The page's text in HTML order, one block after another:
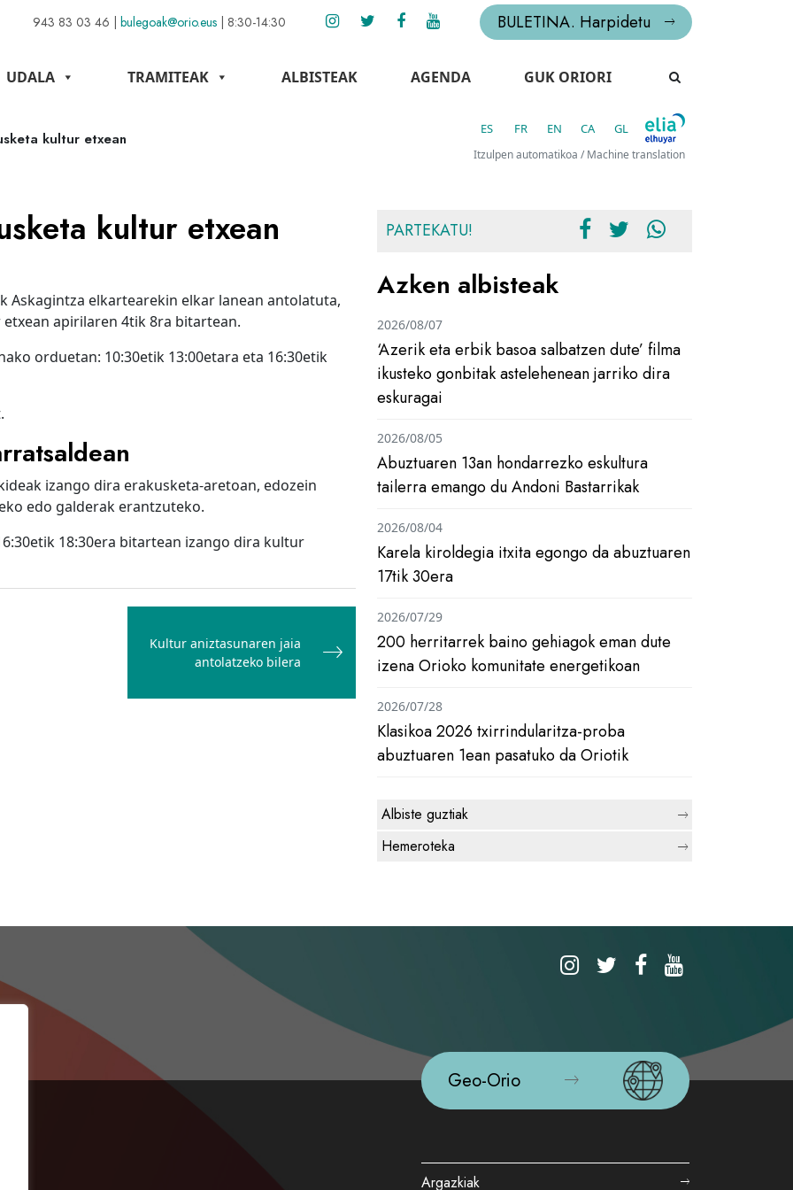
943 83 03 46 | bulegoak@orio.eus | 8:30-14:30 BULETINA. Harpidetu
UDALA TRAMITEAK ALBISTEAK AGENDA GUK ORIORI
kultur etxean
ES FR EN CA GL
Itzulpen automatikoa / Machine translation
kultur etxean
Askagintza elkartearekin elkar lanean antolatuta,
apirilaren 4tik 8ra bitartean.
orduetan: 10:30etik 13:00etara eta 16:30etik
izango dira erakusketa-aretoan, edozein
edo galderak erantzuteko.
18:30era bitartean izango dira kultur
Kultur aniztasunaren jaia
antolatzeko bilera
PARTEKATU!
Azken albisteak
‘Azerik eta erbik basoa salbatzen dute’ filma
ikusteko gonbitak astelehenean jarriko dira
eskuragai
2026/08/07
Abuztuaren 13an hondarrezko eskultura
tailerra emango du Andoni Bastarrikak
2026/08/05
Karela kiroldegia itxita egongo da abuztuaren
17tik 30era
2026/08/04
200 herritarrek baino gehiagok eman dute
izena Orioko komunitate energetikoan
2026/07/29
Klasikoa 2026 txirrindularitza-proba
abuztuaren 1ean pasatuko da Oriotik
2026/07/28
Albiste guztiak
Hemeroteka
Geo-Orio
Argazkiak